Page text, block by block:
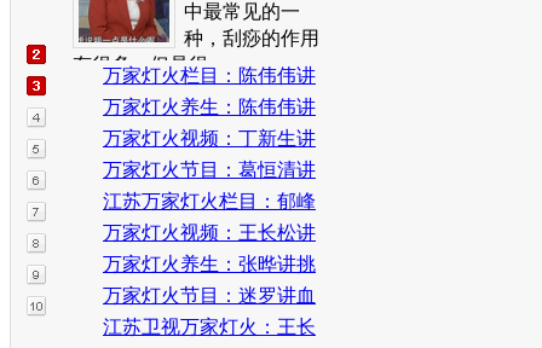
中最常见的一
种，刮痧的作用
有很多，但是很...
万家灯火栏目：陈伟伟讲
高血压看病误区
万家灯火养生：陈伟伟讲
警惕夜间高血压
万家灯火视频：丁新生讲
爱忘事警惕痴呆
万家灯火节目：葛恒清讲
健步走的效果
江苏万家灯火栏目：郁峰
讲颈椎歪斜妙招
万家灯火视频：王长松讲
舌头的健康密码
万家灯火养生：张晔讲挑
选新鲜鸡蛋窍门
万家灯火节目：迷罗讲血
管堵塞的表现
江苏卫视万家灯火：王长